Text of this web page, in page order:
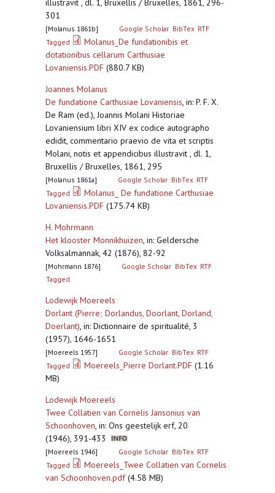
illustravit , dl. 1, Bruxellis / Bruxelles, 1861, 296-
301
[Molanus 1861b] Google Scholar BibTex RTF
Tagged
Molanus_De fundationibis et
dotationibus cellarum Carthusiae
Lovaniensis.PDF (880.7 KB)
Joannes Molanus
De fundatione Carthusiae Lovaniensis, in: P. F. X.
De Ram (ed.), Joannis Molani Historiae
Lovaniensium libri XIV ex codice autographo
edidit, commentario praevio de vita et scriptis
Molani, notis et appendicibus illustravit , dl. 1,
Bruxellis / Bruxelles, 1861, 295
[Molanus 1861a] Google Scholar BibTex RTF
Tagged
Molanus_ De fundatione Carthusiae
Lovaniensis.PDF (175.74 KB)
H. Mohrmann
Het klooster Monnikhuizen, in: Geldersche
Volksalmannak, 42 (1876), 82-92
[Mohrmann 1876] Google Scholar BibTex RTF
Tagged
Lodewijk Moereels
Dorlant (Pierre; Dorlandus, Doorlant, Dorland,
Doerlant), in: Dictionnaire de spiritualité, 3
(1957), 1646-1651
[Moereels 1957] Google Scholar BibTex RTF
Tagged
Moereels_Pierre Dorlant.PDF (1.16
MB)
Lodewijk Moereels
Twee Collatien van Cornelis Jansonius van
Schoonhoven, in: Ons geestelijk erf, 20
(1946), 391-433
[Moereels 1946] Google Scholar BibTex RTF
Tagged
Moereels_Twee Collatien van Cornelis
van Schoonhoven.pdf(4.58 MB)